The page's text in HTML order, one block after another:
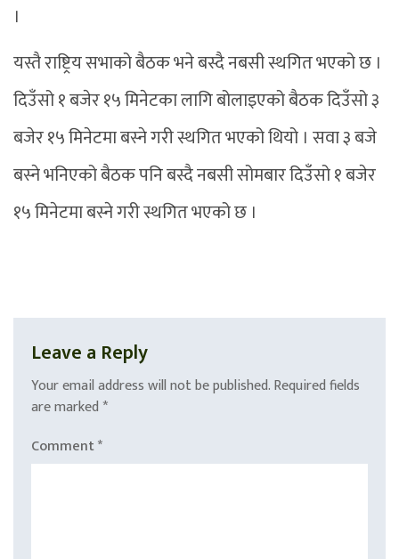
।
यस्तै राष्ट्रिय सभाको बैठक भने बस्दै नबसी स्थगित भएको छ ।
दिउँसो १ बजेर १५ मिनेटका लागि बोलाइएको बैठक दिउँसो ३
बजेर १५ मिनेटमा बस्ने गरी स्थगित भएको थियो । सवा ३ बजे
बस्ने भनिएको बैठक पनि बस्दै नबसी सोमबार दिउँसो १ बजेर
१५ मिनेटमा बस्ने गरी स्थगित भएको छ ।
Leave a Reply
Your email address will not be published.Required fields
are marked *
Comment*